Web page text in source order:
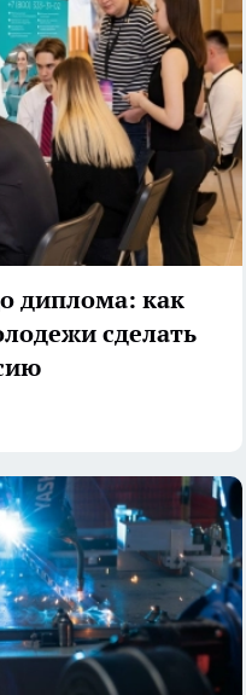
диплома: как
сделать